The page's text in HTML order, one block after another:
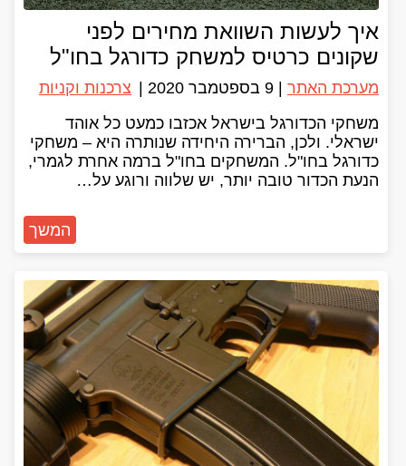
איך לעשות השוואת מחירים לפני
שקונים כרטיס למשחק כדורגל בחו"ל
מערכת האתר 9 בספטמבר 2020
צרכנות וקניות
משחקי הכדורגל בישראל אכזבו כמעט כל אוהד
ישראלי. ולכן, הברירה היחידה שנותרה היא – משחקי
כדורגל בחו"ל. המשחקים בחו"ל ברמה אחרת לגמרי,
הנעת הכדור טובה יותר, יש שלווה ורוגע על…
המשך